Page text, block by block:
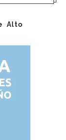
Alto